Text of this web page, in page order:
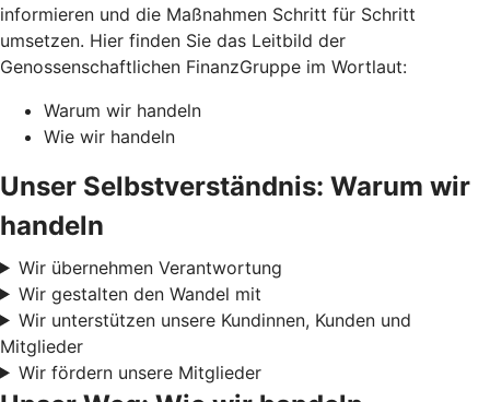
informieren und die Maßnahmen Schritt für Schritt
umsetzen. Hier finden Sie das Leitbild der
Genossenschaftlichen FinanzGruppe im Wortlaut:
Warum wir handeln
Wie wir handeln
Unser Selbstverständnis: Warum wir
handeln
Wir übernehmen Verantwortung
Wir gestalten den Wandel mit
Wir unterstützen unsere Kundinnen, Kunden und
Mitglieder
Wir fördern unsere Mitglieder